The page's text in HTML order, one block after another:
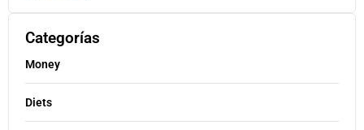
Categorías
Money
Diets